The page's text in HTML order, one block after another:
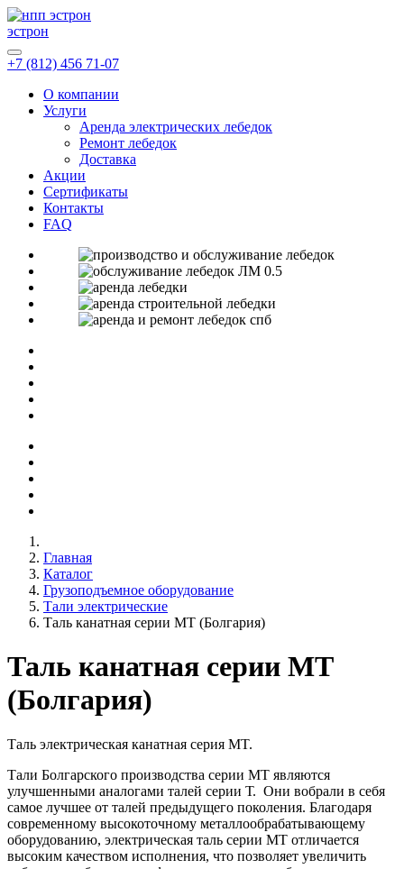
эстрон
+7 (812) 456 71-07
О компании
Услуги
Аренда электрических лебедок
Ремонт лебедок
Доставка
Акции
Сертификаты
Контакты
FAQ
Главная
Каталог
Грузоподъемное оборудование
Тали электрические
Таль канатная серии МТ (Болгария)
Таль канатная серии МТ
(Болгария)
Таль электрическая канатная серия MT.
Тали Болгарского производства серии МТ являются
улучшенными аналогами талей серии Т. Они вобрали в себя
самое лучшее от талей предыдущего поколения. Благодаря
современному высокоточному металлообрабатывающему
оборудованию, электрическая таль серии МТ отличается
высоким качеством исполнения, что позволяет увеличить